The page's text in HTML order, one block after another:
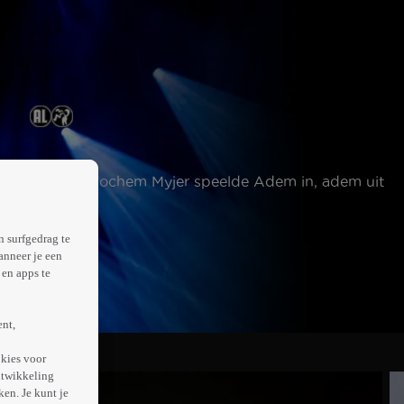
hij. Jochem Myjer speelde Adem in, adem uit
surfgedrag te
je een
apps te
voor
Je kunt je